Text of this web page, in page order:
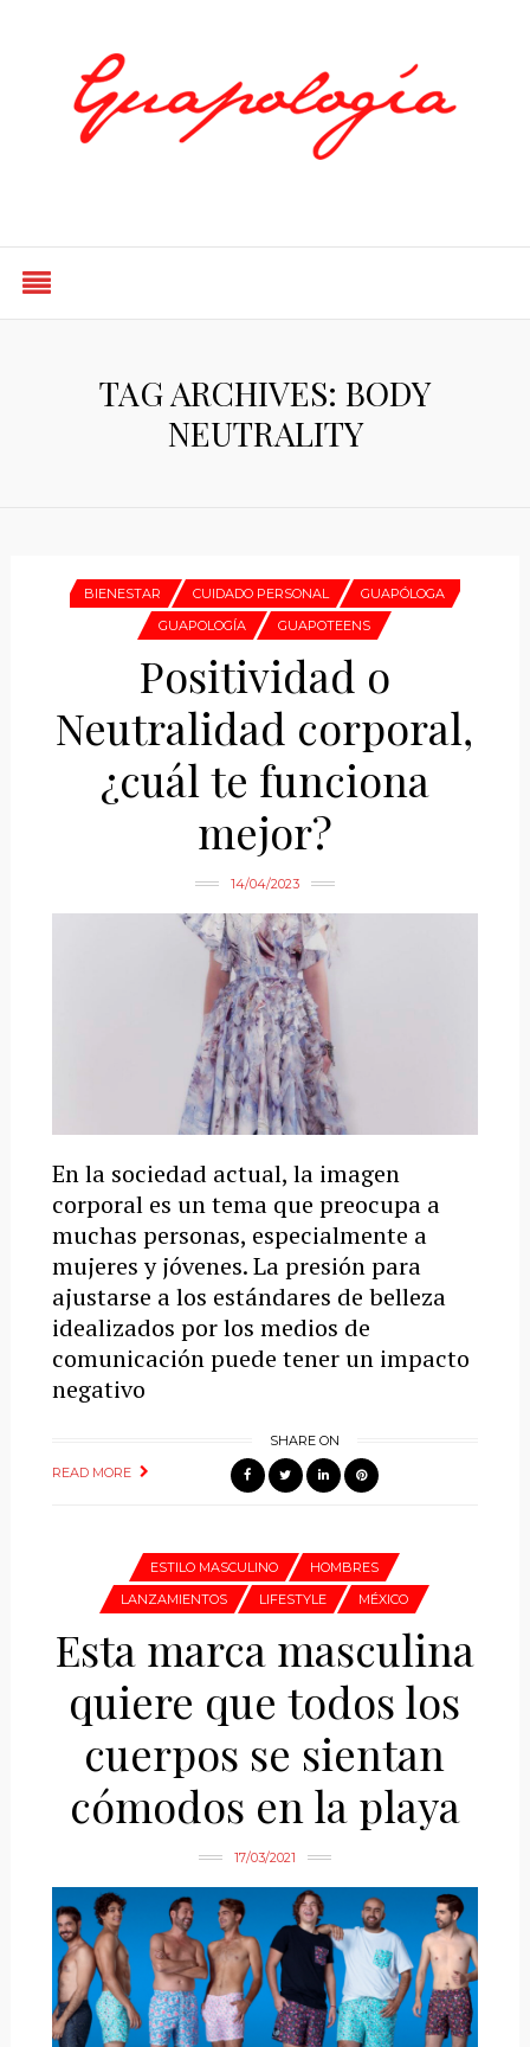
TAG ARCHIVES: BODY
NEUTRALITY
BIENESTAR CUIDADO PERSONAL
GUAPÓLOGA
GUAPOLOGÍA
GUAPOTEENS
Positividad o
Neutralidad corporal,
¿cuál te funciona
mejor?
14/04/2023
En la sociedad actual, la imagen
corporal es un tema que preocupa a
muchas personas, especialmente a
mujeres y jóvenes. La presión para
ajustarse a los estándares de belleza
idealizados por los medios de
comunicación puede tener un impacto
negativo
READ MORE
SHARE ON
ESTILO MASCULINO
HOMBRES
LANZAMIENTOS
LIFESTYLE MÉXICO
Esta marca masculina
quiere que todos los
cuerpos se sientan
cómodos en la playa
17/03/2021